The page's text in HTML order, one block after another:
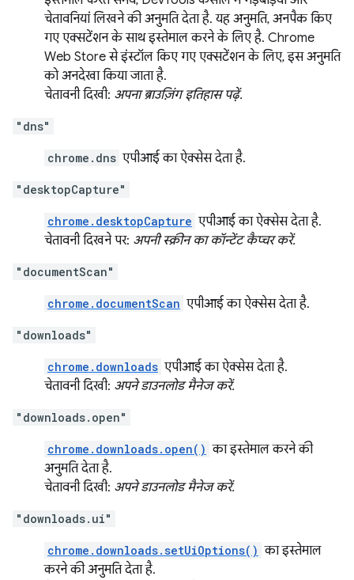
चेतावनियां लिखने की अनुमति देता है. यह अनुमति, अनपैक किए
गए एक्सटेंशन के साथ इस्तेमाल करने के लिए है. Chrome
Web Store से इंस्टॉल किए गए एक्सटेंशन के लिए, इस अनुमति
को अनदेखा किया जाता है.
चेतावनी दिखी: अपना ब्राउज़िंग इतिहास पढ़ें.
"dns"
chrome.dns एपीआई का ऐक्सेस देता है.
"desktopCapture"
chrome.desktopCapture एपीआई का ऐक्सेस देता है.
चेतावनी दिखने पर: अपनी स्क्रीन का कॉन्टेंट कैप्चर करें.
"documentScan"
chrome.documentScan एपीआई का ऐक्सेस देता है.
"downloads"
chrome.downloads एपीआई का ऐक्सेस देता है.
चेतावनी दिखी: अपने डाउनलोड मैनेज करें.
"downloads.open"
chrome.downloads.open() का इस्तेमाल करने की
अनुमति देता है.
चेतावनी दिखी: अपने डाउनलोड मैनेज करें.
"downloads.ui"
chrome.downloads.setUiOptions() का इस्तेमाल
करने की अनुमति देता है.